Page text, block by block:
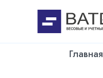
Главная